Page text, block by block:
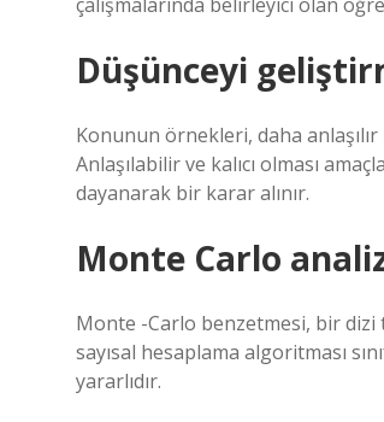
Düşünceyi
Konunun örnekleri, daha
Anlaşılabilir ve kalıcı olması
dayanarak bir karar alınır.
Monte Carlo
Monte -Carlo benzetmesi, bir dizi
sayısal hesaplama algoritması
yararlıdır.